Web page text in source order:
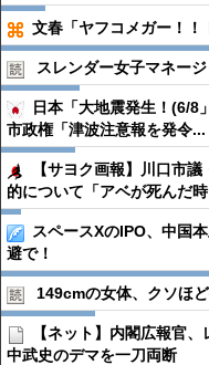
文春「ヤフコメガー！！
スレンダー女子マネー
日本「大地震発生！(6/8
市政権「津波注意報を発令...
【サヨク画報】川口市
的について「アベが死んだ
スペースXのIPO、中国
避で！
149cmの女体、クソほ
【ネット】内閣広報官
中武史のデマを一刀両断